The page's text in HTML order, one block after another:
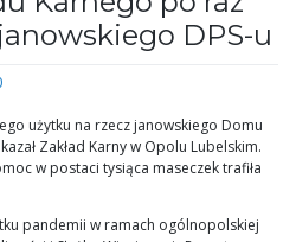
DPS-u
użytku na rzecz janowskiego Domu
Zakład Karny w Opolu Lubelskim.
w postaci tysiąca maseczek trafiła
pandemii w ramach ogólnopolskiej